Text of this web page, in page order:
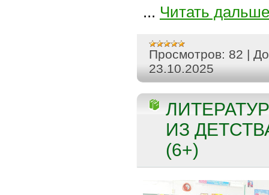
... Читать
Просмотров: 82 |
23.10.2025
ИЗ
(6+)